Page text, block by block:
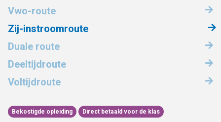
Vwo-route
Zij-instroomroute
Duale route
Deeltijdroute
Voltijdroute
Bekostigde opleiding Direct betaald voor de klas